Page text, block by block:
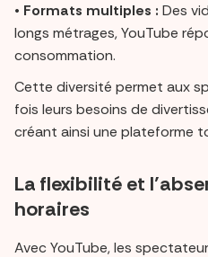
• Formats multiples : Des
longs métrages, YouTube
consommation.
Cette diversité permet aux
fois leurs besoins de
créant ainsi une plateforme
La flexibilité et
horaires
Avec YouTube, les